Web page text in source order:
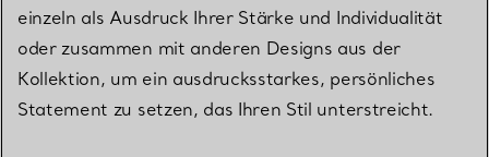
einzeln als Ausdruck Ihrer Stärke und Individualität
oder zusammen mit anderen Designs aus der
Kollektion, um ein ausdrucksstarkes, persönliches
Statement zu setzen, das Ihren Stil unterstreicht.